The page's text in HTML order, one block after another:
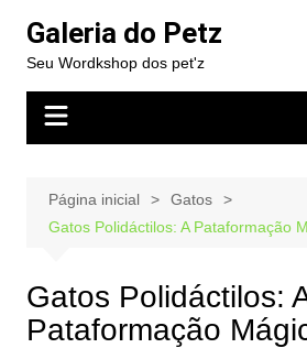
para
conteúdo
Galeria do Petz
Seu Wordkshop dos pet'z
Página inicial
Gatos
Gatos Polidáctilos: A Pataformação
Gatos Polidáctilos:
Pataformação